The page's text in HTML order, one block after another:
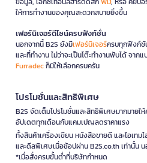
ให้การทำงานของคุณสะดวกสบายยิ่งขึ้น
เฟอร์นิเจอร์ดีไซน์ครบฟังก์ชั่น
นอกจากนี้ B2S ยังมีเฟอร์นิเจอร์ครบทุกฟังก์ชั
และที่ทำงาน ไม่ว่าจะเป็นโต๊ะทำงานพับได้ จาก
Furradecก็มีให้เลือกครบครัน
โปรโมชั่นและสิทธิพิเศษ
B2S จัดเต็มโปรโมชั่นและสิทธิพิเศษมากมาย
อัปเดตทุกเดือนกับแคมเปญลดราคาแรง
ทั้งสินค้าเครื่องเขียน หนังสือขายดี และไอเท
และดีลพิเศษเมื่อช้อปผ่าน B2S.co.th เท่านั้น
*เมื่อสั่งครบขั้นต่ำที่บริษัทกำหนด